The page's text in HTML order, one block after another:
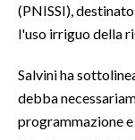
(PNISSI),
l'uso irriguo della
Salvini ha
debba
programmazione